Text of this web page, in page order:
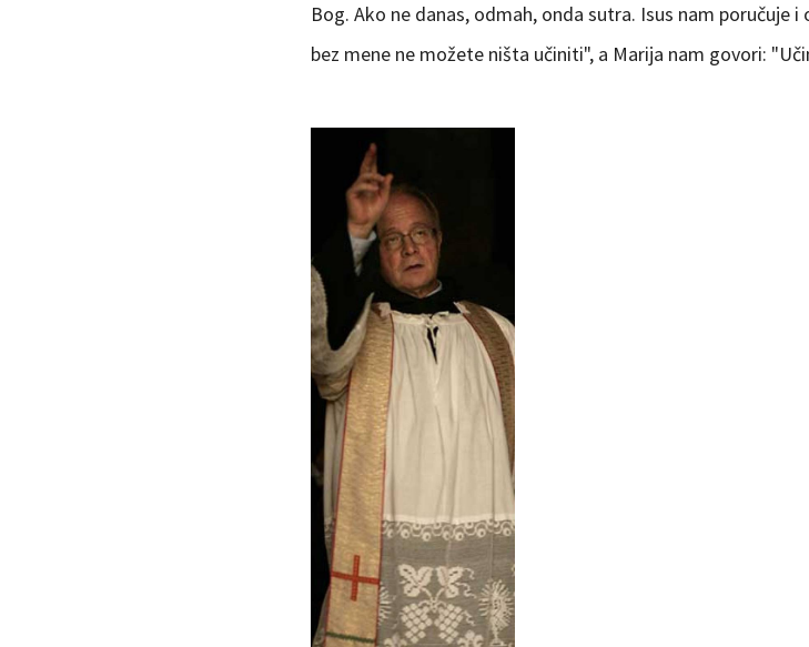
Bog. Ako ne danas, odmah, onda sutra. Isus nam poručuje
bez mene ne možete ništa učiniti", a Marija nam govori: